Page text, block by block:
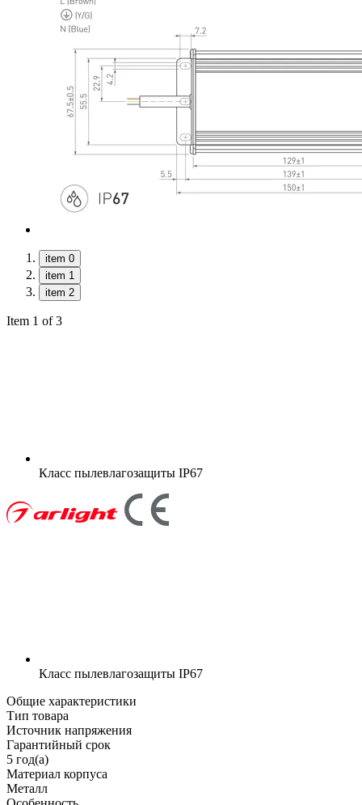
item 0
item 1
item 2
Item 1 of 3
Класс пылевлагозащиты IP67
Класс пылевлагозащиты IP67
Общие характеристики
Тип товара
Источник напряжения
Гарантийный срок
5 год(а)
Материал корпуса
Металл